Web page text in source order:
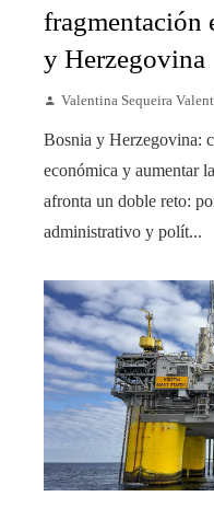
fragmentación
y Herzegovina
Valentina Sequeira
Bosnia y Herzegovina:
económica y aumentar
afronta un doble reto:
administrativo y polít...